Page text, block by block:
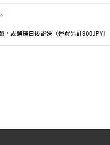
，或選擇日後寄送（運費另計800JPY